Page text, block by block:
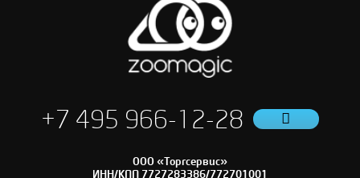
+7 495 966-12-28
ООО «Торгсервис»
ИНН/КПП 7727283386/772701001